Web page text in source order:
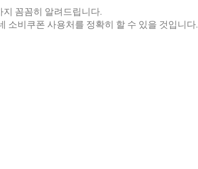
지 꼼꼼히 알려드립니다.
소비쿠폰 사용처를 정확히 할 수 있을 것입니다.